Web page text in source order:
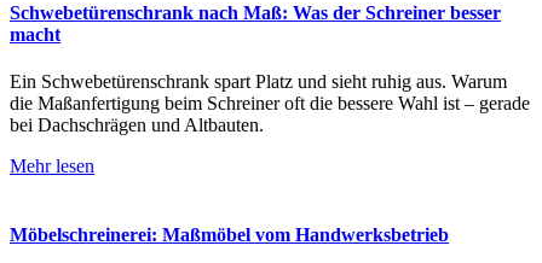
Schwebetürenschrank nach Maß: Was der Schreiner besser
macht
Ein Schwebetürenschrank spart Platz und sieht ruhig aus. Warum
die Maßanfertigung beim Schreiner oft die bessere Wahl ist – gerade
bei Dachschrägen und Altbauten.
Mehr lesen
Möbelschreinerei: Maßmöbel vom Handwerksbetrieb